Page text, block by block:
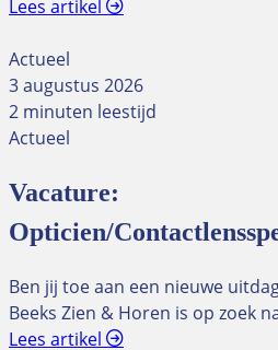
Lees artikel
Actueel
3 augustus 2026
2 minuten leestijd
Actueel
Vacature:
Opticien/
Ben jij toe aan een nieuwe
Beeks Zien & Horen is op zoek
Lees artikel